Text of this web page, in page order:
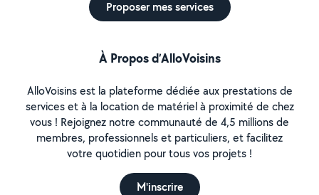
Proposer mes services
À Propos d’AlloVoisins
AlloVoisins est la plateforme dédiée aux prestations de
services et à la location de matériel à proximité de chez
vous ! Rejoignez notre communauté de 4,5 millions de
membres, professionnels et particuliers, et facilitez
votre quotidien pour tous vos projets !
M'inscrire